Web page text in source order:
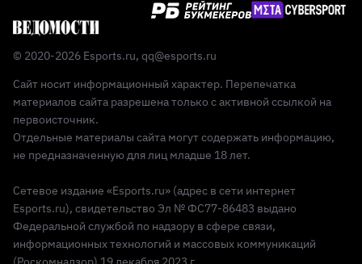
© 2020-2026 Esports.ru, qq@esports.ru
Сайт носит информационный характер. Перепечатка
материалов сайта разрешена только с активной ссылкой на
первоисточник.
Отдельные материалы сайта могут содержать информацию,
не предназначенную для лиц младше 18 лет.
Сетевое издание «Esports.ru» (адрес в сети интернет
Esports.ru), свидетельство Эл № ФС77-86483 выдано
Федеральной службой по надзору в сфере связи,
информационных технологий и массовых коммуникаций